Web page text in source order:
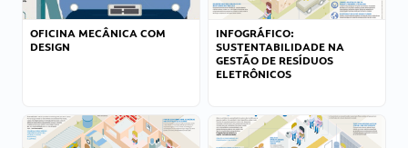
OFICINA MECÂNICA COM
DESIGN
INFOGRÁFICO:
SUSTENTABILIDADE NA
GESTÃO DE RESÍDUOS
ELETRÔNICOS